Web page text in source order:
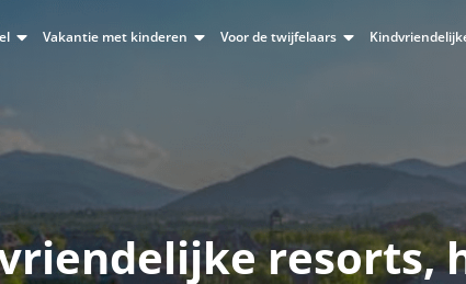
Vakantie met kinderen Voor de twijfelaars
resorts,